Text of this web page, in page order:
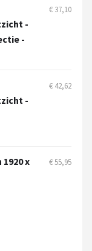
-
-
€ 37,10
-
€ 42,62
x
€ 55,95